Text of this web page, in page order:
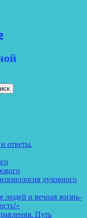
ответы.
духовного
людей и вечная жизнь-
Путь